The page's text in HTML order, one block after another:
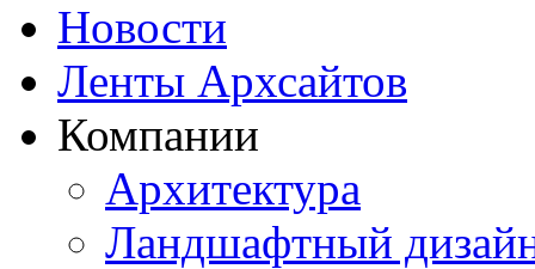
Новости
Ленты Архсайтов
Компании
Архитектура
Ландшафтный